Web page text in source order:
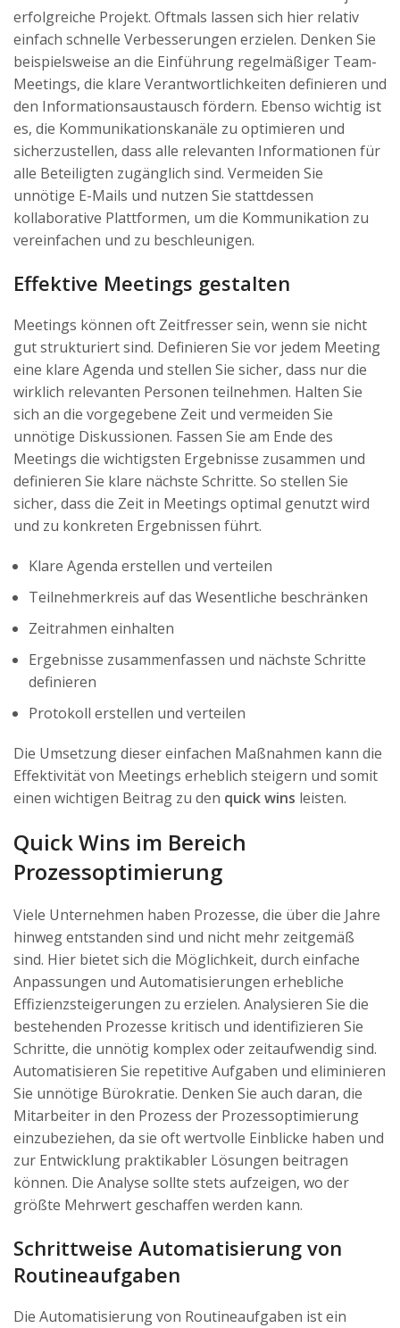
erfolgreiche Projekt. Oftmals lassen sich hier relativ
einfach schnelle Verbesserungen erzielen. Denken Sie
beispielsweise an die Einführung regelmäßiger Team-
Meetings, die klare Verantwortlichkeiten definieren und
den Informationsaustausch fördern. Ebenso wichtig ist
es, die Kommunikationskanäle zu optimieren und
sicherzustellen, dass alle relevanten Informationen für
alle Beteiligten zugänglich sind. Vermeiden Sie
unnötige E-Mails und nutzen Sie stattdessen
kollaborative Plattformen, um die Kommunikation zu
vereinfachen und zu beschleunigen.
Effektive Meetings gestalten
Meetings können oft Zeitfresser sein, wenn sie nicht
gut strukturiert sind. Definieren Sie vor jedem Meeting
eine klare Agenda und stellen Sie sicher, dass nur die
wirklich relevanten Personen teilnehmen. Halten Sie
sich an die vorgegebene Zeit und vermeiden Sie
unnötige Diskussionen. Fassen Sie am Ende des
Meetings die wichtigsten Ergebnisse zusammen und
definieren Sie klare nächste Schritte. So stellen Sie
sicher, dass die Zeit in Meetings optimal genutzt wird
und zu konkreten Ergebnissen führt.
Klare Agenda erstellen und verteilen
Teilnehmerkreis auf das Wesentliche beschränken
Zeitrahmen einhalten
Ergebnisse zusammenfassen und nächste Schritte
definieren
Protokoll erstellen und verteilen
Die Umsetzung dieser einfachen Maßnahmen kann die
Effektivität von Meetings erheblich steigern und somit
einen wichtigen Beitrag zu den quick wins leisten.
Quick Wins im Bereich
Prozessoptimierung
Viele Unternehmen haben Prozesse, die über die Jahre
hinweg entstanden sind und nicht mehr zeitgemäß
sind. Hier bietet sich die Möglichkeit, durch einfache
Anpassungen und Automatisierungen erhebliche
Effizienzsteigerungen zu erzielen. Analysieren Sie die
bestehenden Prozesse kritisch und identifizieren Sie
Schritte, die unnötig komplex oder zeitaufwendig sind.
Automatisieren Sie repetitive Aufgaben und eliminieren
Sie unnötige Bürokratie. Denken Sie auch daran, die
Mitarbeiter in den Prozess der Prozessoptimierung
einzubeziehen, da sie oft wertvolle Einblicke haben und
zur Entwicklung praktikabler Lösungen beitragen
können. Die Analyse sollte stets aufzeigen, wo der
größte Mehrwert geschaffen werden kann.
Schrittweise Automatisierung von
Routineaufgaben
Die Automatisierung von Routineaufgaben ist ein